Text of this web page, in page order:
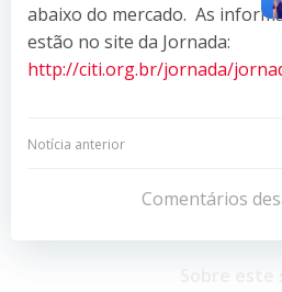
abaixo do mercado. As
estão no site da Jornada:
http://citi.org.br/jornada/
Navegação
Post
Notícia anterior
Comentários